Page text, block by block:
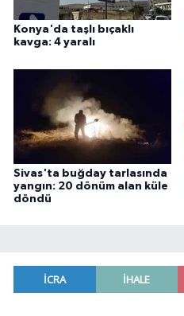
Konya'da taşlı bıçaklı
kavga: 4 yaralı
Sivas'ta buğday tarlasında
yangın: 20 dönüm alan küle
döndü